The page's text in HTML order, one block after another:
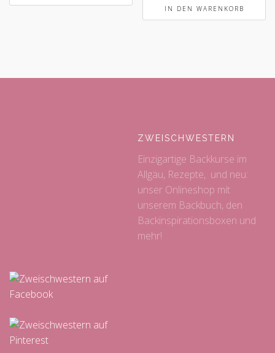
IN DEN WARENKORB
ZWEISCHWESTERN
Einzigartige Backkurse im
Allgäu, Rezepte, und neu:
unser Onlineshop mit
unserem Backbuch, den
Backinspirationsboxen und
mehr!